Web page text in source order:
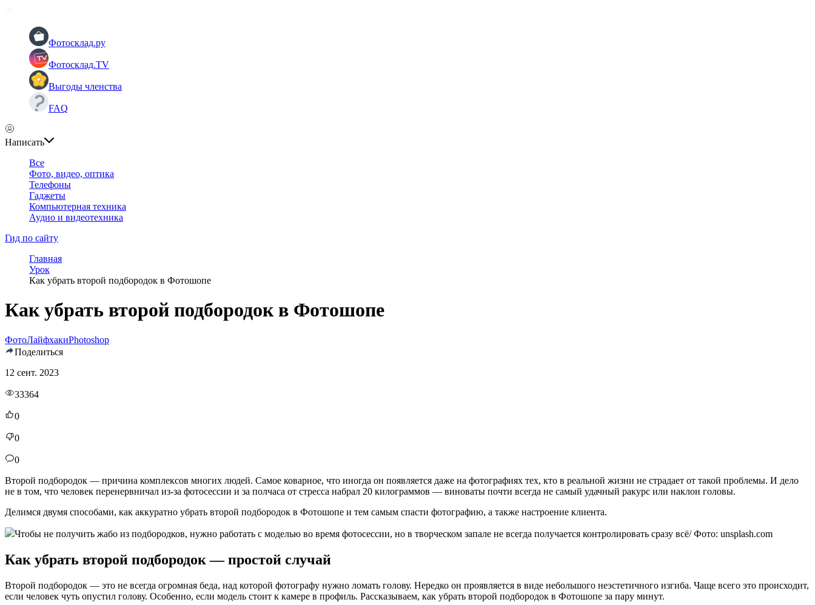
Фотосклад.ру
Фотосклад.TV
Выгоды членства
FAQ
Написать
Все
Фото, видео, оптика
Телефоны
Гаджеты
Компьютерная техника
Аудио и видеотехника
Гид по сайту
Главная
Урок
Как убрать второй подбородок в Фотошопе
Как убрать второй подбородок в Фотошопе
ФотоЛайфхакиPhotoshop
Поделиться
12 сент. 2023
33364
0
0
0
Второй подбородок — причина комплексов многих людей. Самое коварное, что иногда он появляется даже на фотографиях тех, кто в реальной жизни не страдает от такой проблемы. И дело
не в том, что человек перенервничал из-за фотосессии и за полчаса от стресса набрал 20 килограммов — виноваты почти всегда не самый удачный ракурс или наклон головы.
Делимся двумя способами, как аккуратно убрать второй подбородок в Фотошопе и тем самым спасти фотографию, а также настроение клиента.
Чтобы не получить жабо из подбородков, нужно работать с моделью во время фотосессии, но в творческом запале не всегда получается контролировать сразу всё/ Фото: unsplash.com
Как убрать второй подбородок — простой случай
Второй подбородок — это не всегда огромная беда, над которой фотографу нужно ломать голову. Нередко он проявляется в виде небольшого неэстетичного изгиба. Чаще всего это происходит,
если человек чуть опустил голову. Особенно, если модель стоит к камере в профиль. Рассказываем, как убрать второй подбородок в Фотошопе за пару минут.